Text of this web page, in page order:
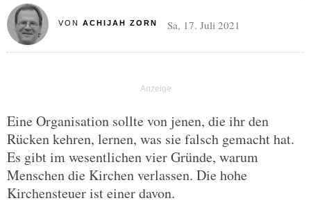
VON ACHIJAH ZORN Sa, 17. Juli 2021
Eine Organisation sollte von jenen, die ihr den
Rücken kehren, lernen, was sie falsch gemacht hat.
Es gibt im wesentlichen vier Gründe, warum
Menschen die Kirchen verlassen. Die hohe
Kirchensteuer ist einer davon.